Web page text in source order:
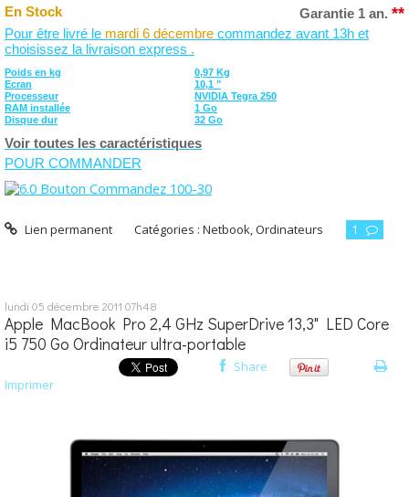
En Stock Garantie 1 an. **
Pour être livré le mardi 6 décembre commandez avant 13h et
choisissez la livraison express .
Poids en kg
0,97 Kg
Ecran
10,1 "
Processeur
NVIDIA Tegra 250
RAM installée
1 Go
Disque dur
32 Go
Voir toutes les caractéristiques
POUR COMMANDER
Lien permanent Catégories :Netbook,Ordinateurs 1
lundi 05 décembre 2011 07h48
Apple MacBook Pro 2,4 GHz SuperDrive 13,3" LED Core
i5 750 Go Ordinateur ultra-portable
Share
Imprimer